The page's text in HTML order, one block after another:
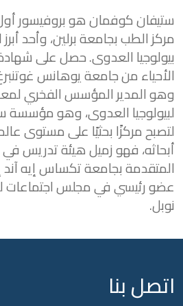
كوفمان هو بروفيسور أول
الطب بجامعة برلين، وأحد
العدوى. حصل على شهادة
المدير المؤسس الفخري
العدوى، وهو مؤسسة
مركزًا بحثيًا على مستوى
فهو زميل هيئة تدريس في
بجامعة تكساس إيه آند
رئيسي في مجلس اجتماعات
بنا